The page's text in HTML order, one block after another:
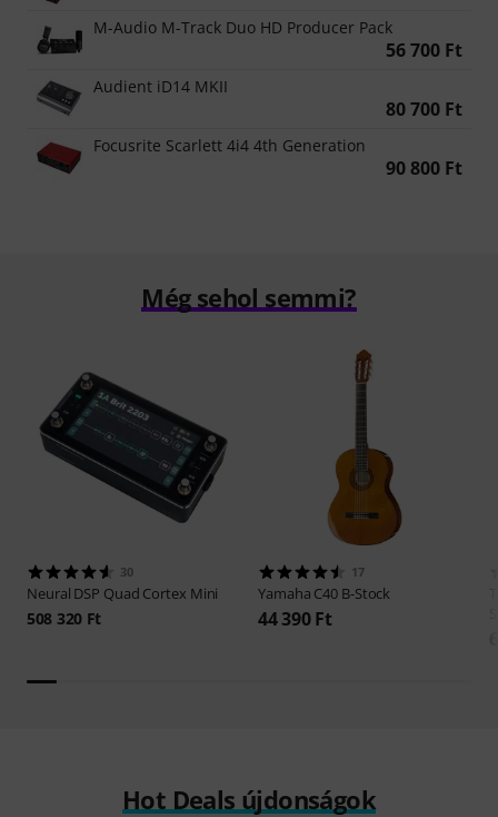
M-Audio M-Track Duo HD Producer Pack
56 700 Ft
Audient iD14 MKII
80 700 Ft
Focusrite Scarlett 4i4 4th Generation
90 800 Ft
Még sehol semmi?
30
Neural DSP Quad Cortex Mini
508 320 Ft
17
Yamaha C40 B-Stock
44 390 Ft
Hot Deals újdonságok